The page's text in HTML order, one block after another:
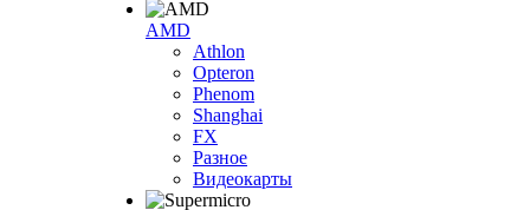
AMD
Athlon
Opteron
Phenom
Shanghai
FX
Разное
Видеокарты